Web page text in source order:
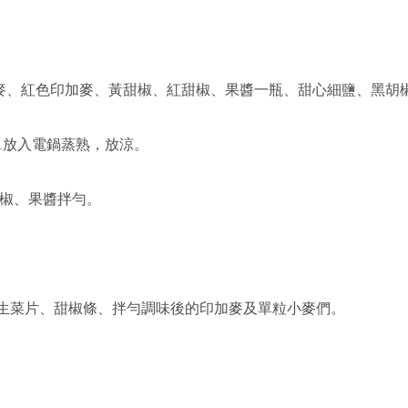
紅色印加麥、黃甜椒、紅甜椒、果醬一瓶、甜心細鹽、黑胡
入電鍋蒸熟，放涼。
、果醬拌勻。
片、甜椒條、拌勻調味後的印加麥及單粒小麥們。